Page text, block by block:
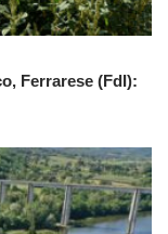
Ferrarese (FdI):